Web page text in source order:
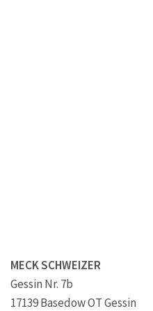
MECK SCHWEIZER
Gessin Nr. 7b
17139 Basedow OT Gessin